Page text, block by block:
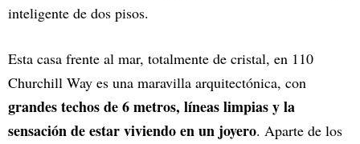
inteligente de dos pisos.
Esta casa frente al mar, totalmente de cristal, en 110
Churchill Way es una maravilla arquitectónica, con
grandes techos de 6 metros, líneas limpias y la
sensación de estar viviendo en un joyero. Aparte de los